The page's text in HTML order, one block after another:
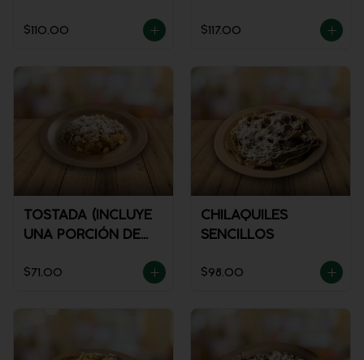
$110.00 $117.00
TOSTADA (INCLUYE
UNA PORCIÓN DE
$71.00
CHILAQUILES
SENCILLOS
$98.00